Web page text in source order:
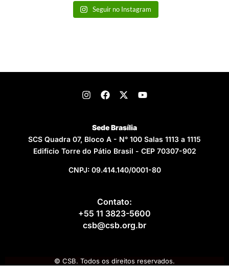
Seguir no Instagram
Sede Brasília
SCS Quadra 07, Bloco A - N° 100 Salas 1113 a 1115
Edifício Torre do Pátio Brasil - CEP 70307-902
CNPJ: 09.414.140/0001-80
Contato:
+55 11 3823-5600
csb@csb.org.br
© CSB. Todos os direitos reservados.